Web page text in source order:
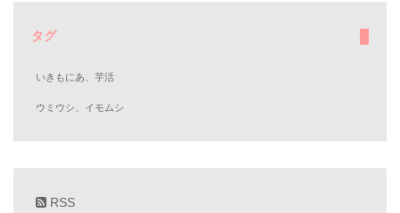
タグ
いきもにあ、芋活
ウミウシ、イモムシ
RSS